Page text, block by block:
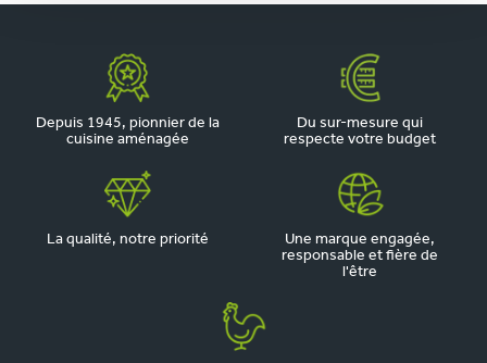
Depuis 1945, pionnier de la
cuisine aménagée
Du sur-mesure qui
respecte votre budget
La qualité, notre priorité
Une marque engagée,
responsable et fière de
l'être